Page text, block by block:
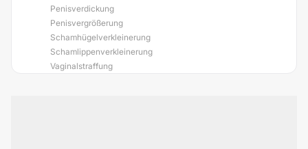
Penisverdickung
Penisvergrößerung
Schamhügelverkleinerung
Schamlippenverkleinerung
Vaginalstraffung